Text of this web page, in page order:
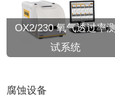
OX2/230 氧气透过率测
试系统
腐蚀设备